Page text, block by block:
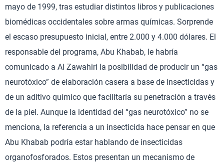
mayo de 1999, tras estudiar distintos libros y publicaciones
biomédicas occidentales sobre armas químicas. Sorprende
el escaso presupuesto inicial, entre 2.000 y 4.000 dólares. El
responsable del programa, Abu Khabab, le habría
comunicado a Al Zawahiri la posibilidad de producir un “gas
neurotóxico” de elaboración casera a base de insecticidas y
de un aditivo químico que facilitaría su penetración a través
de la piel. Aunque la identidad del “gas neurotóxico” no se
menciona, la referencia a un insecticida hace pensar en que
Abu Khabab podría estar hablando de insecticidas
organofosforados. Estos presentan un mecanismo de